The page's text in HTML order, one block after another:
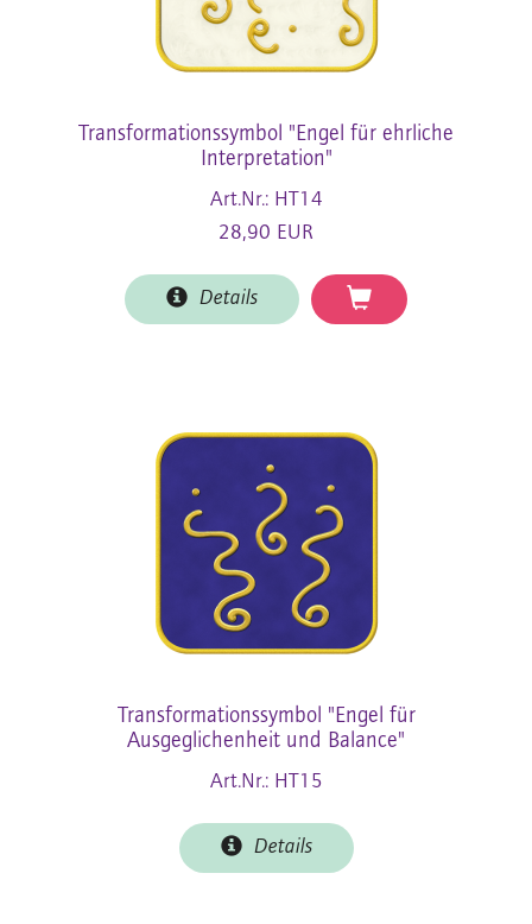
Transformationssymbol "Engel für ehrliche
Interpretation"
Art.Nr.: HT14
28,90 EUR
Details
Transformationssymbol "Engel für
Ausgeglichenheit und Balance"
Art.Nr.: HT15
Details